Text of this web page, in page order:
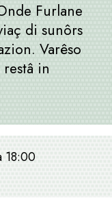
Furlane
di sunôrs
Varêso
in
18:00